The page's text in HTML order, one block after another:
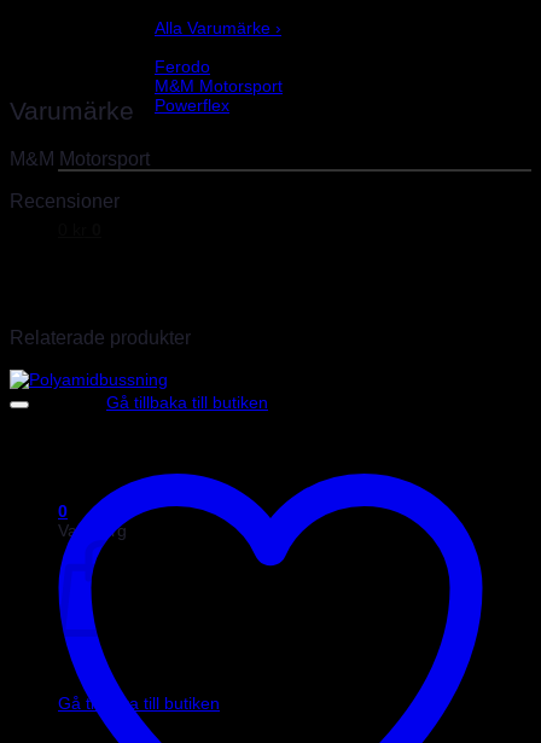
Alla Varumärke ›
Ferodo
M&M Motorsport
Powerflex
Gå tillbaka till butiken
0
Varukorg
Inga produkter i varukorgen.
Gå tillbaka till butiken
Varumärke
M&M Motorsport
Recensioner
Relaterade produkter